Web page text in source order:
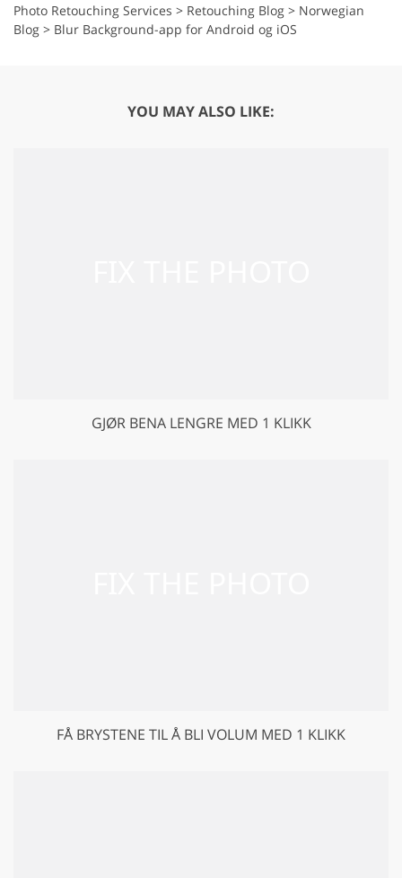
Photo Retouching Services > Retouching Blog > Norwegian
Blog > Blur Background-app for Android og iOS
YOU MAY ALSO LIKE:
GJØR BENA LENGRE MED 1 KLIKK
FÅ BRYSTENE TIL Å BLI VOLUM MED 1 KLIKK